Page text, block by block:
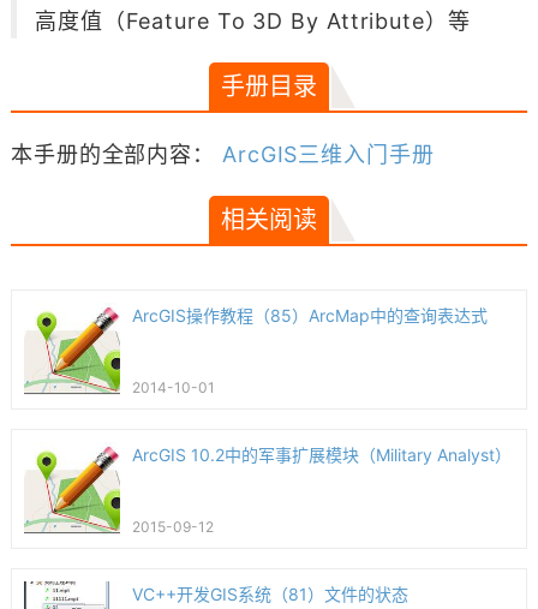
高度值（Feature To 3D By Attribute）等
手册目录
本手册的全部内容： ArcGIS三维入门手册
相关阅读
ArcGIS操作教程（85）ArcMap中的查询表达式
2014-10-01
ArcGIS 10.2中的军事扩展模块（Military Analyst）
2015-09-12
VC++开发GIS系统（81）文件的状态